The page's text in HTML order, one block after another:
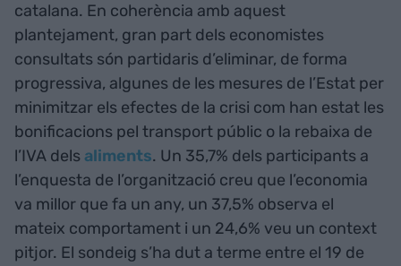
catalana. En coherència amb aquest
plantejament, gran part dels economistes
consultats són partidaris d’eliminar, de forma
progressiva, algunes de les mesures de l’Estat per
minimitzar els efectes de la crisi com han estat les
bonificacions pel transport públic o la rebaixa de
l’IVA delsaliments. Un 35,7% dels participants a
l’enquesta de l’organització creu que l’economia
va millor que fa un any, un 37,5% observa el
mateix comportament i un 24,6% veu un context
pitjor. El sondeig s’ha dut a terme entre el 19 de